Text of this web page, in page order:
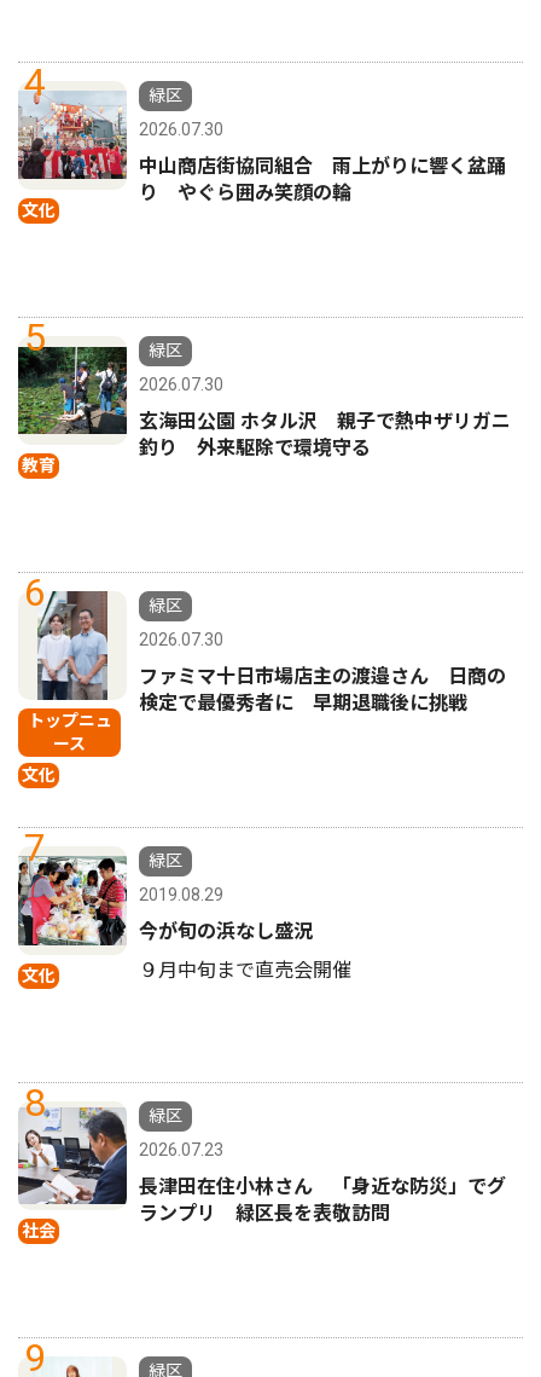
4
文化
緑区
2026.07.30
中山商店街協同組合 雨上がりに響く盆踊
り やぐら囲み笑顔の輪
5
教育
緑区
2026.07.30
玄海田公園 ホタル沢 親子で熱中ザリガニ
釣り 外来駆除で環境守る
6
トップニュ
ース
文化
緑区
2026.07.30
ファミマ十日市場店主の渡邉さん 日商の
検定で最優秀者に 早期退職後に挑戦
7
文化
緑区
2019.08.29
今が旬の浜なし盛況
９月中旬まで直売会開催
8
社会
緑区
2026.07.23
長津田在住小林さん 「身近な防災」でグ
ランプリ 緑区長を表敬訪問
9 緑区